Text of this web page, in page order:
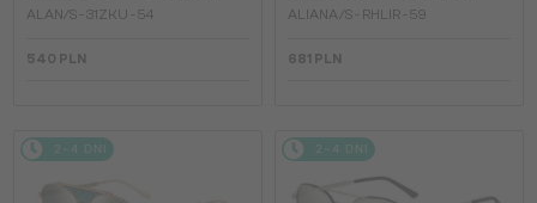
ALAN/S - 31ZKU - 54
540 PLN
ALIANA/S - RHLIR - 59
681 PLN
2-4 DNI 2-4 DNI